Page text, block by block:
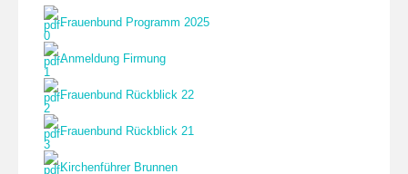
Frauenbund Programm 2025
Anmeldung Firmung
Frauenbund Rückblick 22
Frauenbund Rückblick 21
Kirchenführer Brunnen